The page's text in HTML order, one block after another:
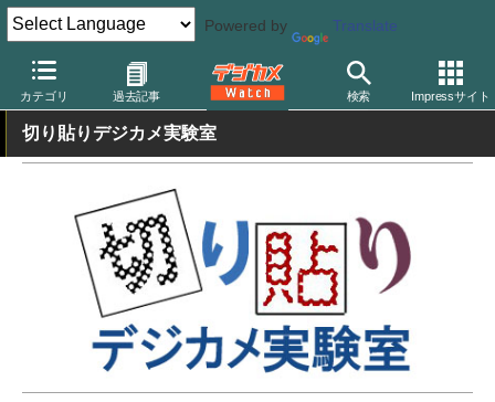
Powered by Translate
カテゴリ 過去記事 検索 Impressサイト
デジカメ Watch レンズ 交換レンズ ニコン
切り貼りデジカメ実験室